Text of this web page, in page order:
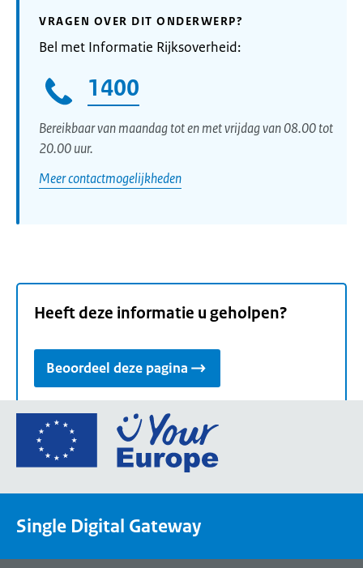
VRAGEN OVER DIT ONDERWERP?
Bel met Informatie Rijksoverheid:
1400
Bereikbaar van maandag tot en met vrijdag van 08.00 tot
20.00 uur.
Meer contactmogelijkheden
Heeft deze informatie u geholpen?
Beoordeel deze pagina
Ga
de
een
Single Digital Gateway